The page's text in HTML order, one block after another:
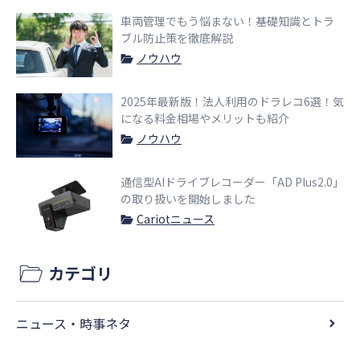
車両管理でもう悩まない！基礎知識とトラ
ブル防止策を徹底解説
ノウハウ
2025年最新版！法人利用のドラレコ6選！気
になる料金相場やメリットも紹介
ノウハウ
通信型AIドライブレコーダー「AD Plus2.0」
の取り扱いを開始しました
Cariotニュース
カテゴリ
ニュース・時事ネタ